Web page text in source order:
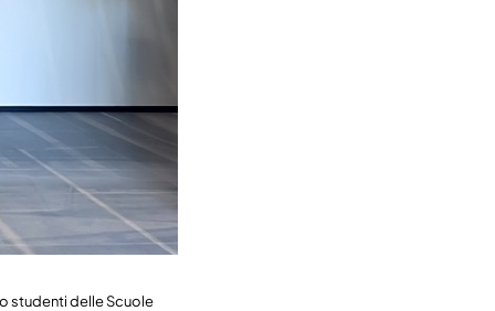
studenti delle Scuole